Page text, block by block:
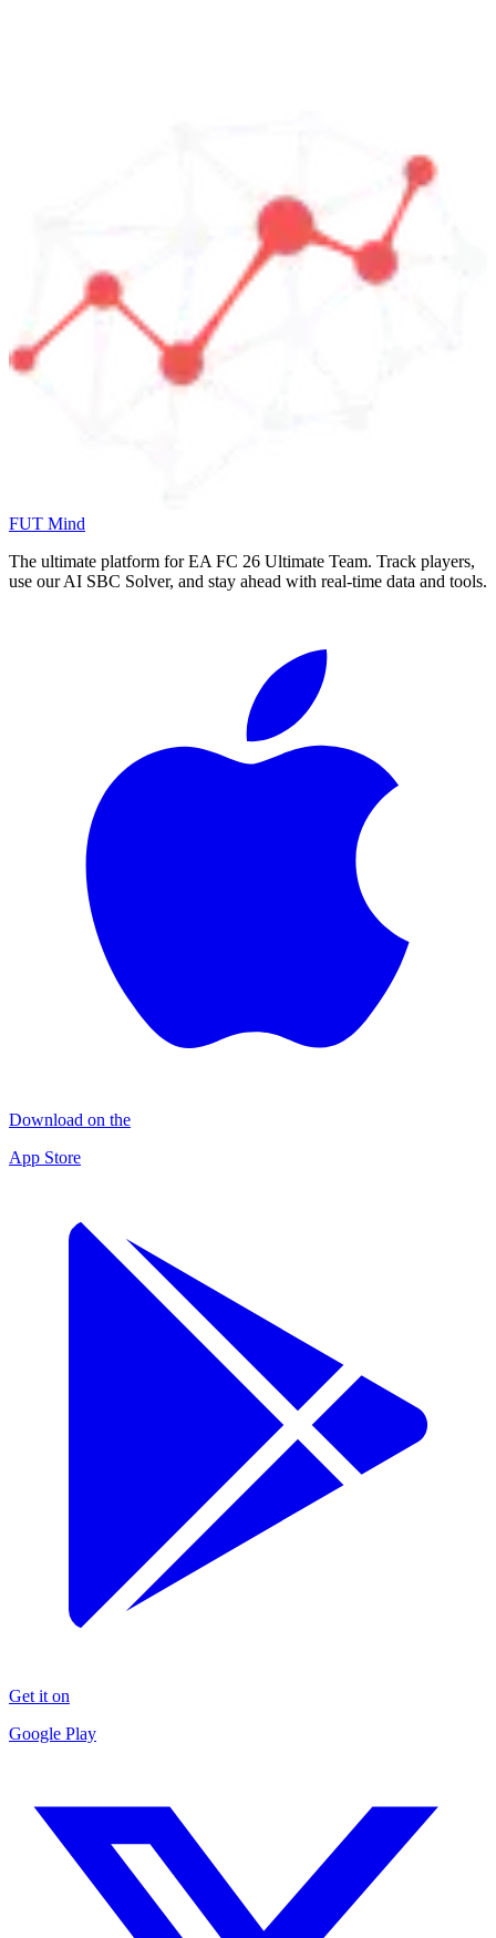
FUT Mind
The ultimate platform for EA FC 26 Ultimate Team. Track players,
use our AI SBC Solver, and stay ahead with real-time data and tools.
Download on the
App Store
Get it on
Google Play